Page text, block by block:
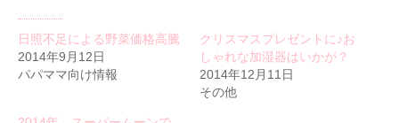
日照不足による野菜価格高騰
2014年9月12日
パパママ向け情報
クリスマスプレゼントに♪お
しゃれな加湿器はいかが？
2014年12月11日
その他